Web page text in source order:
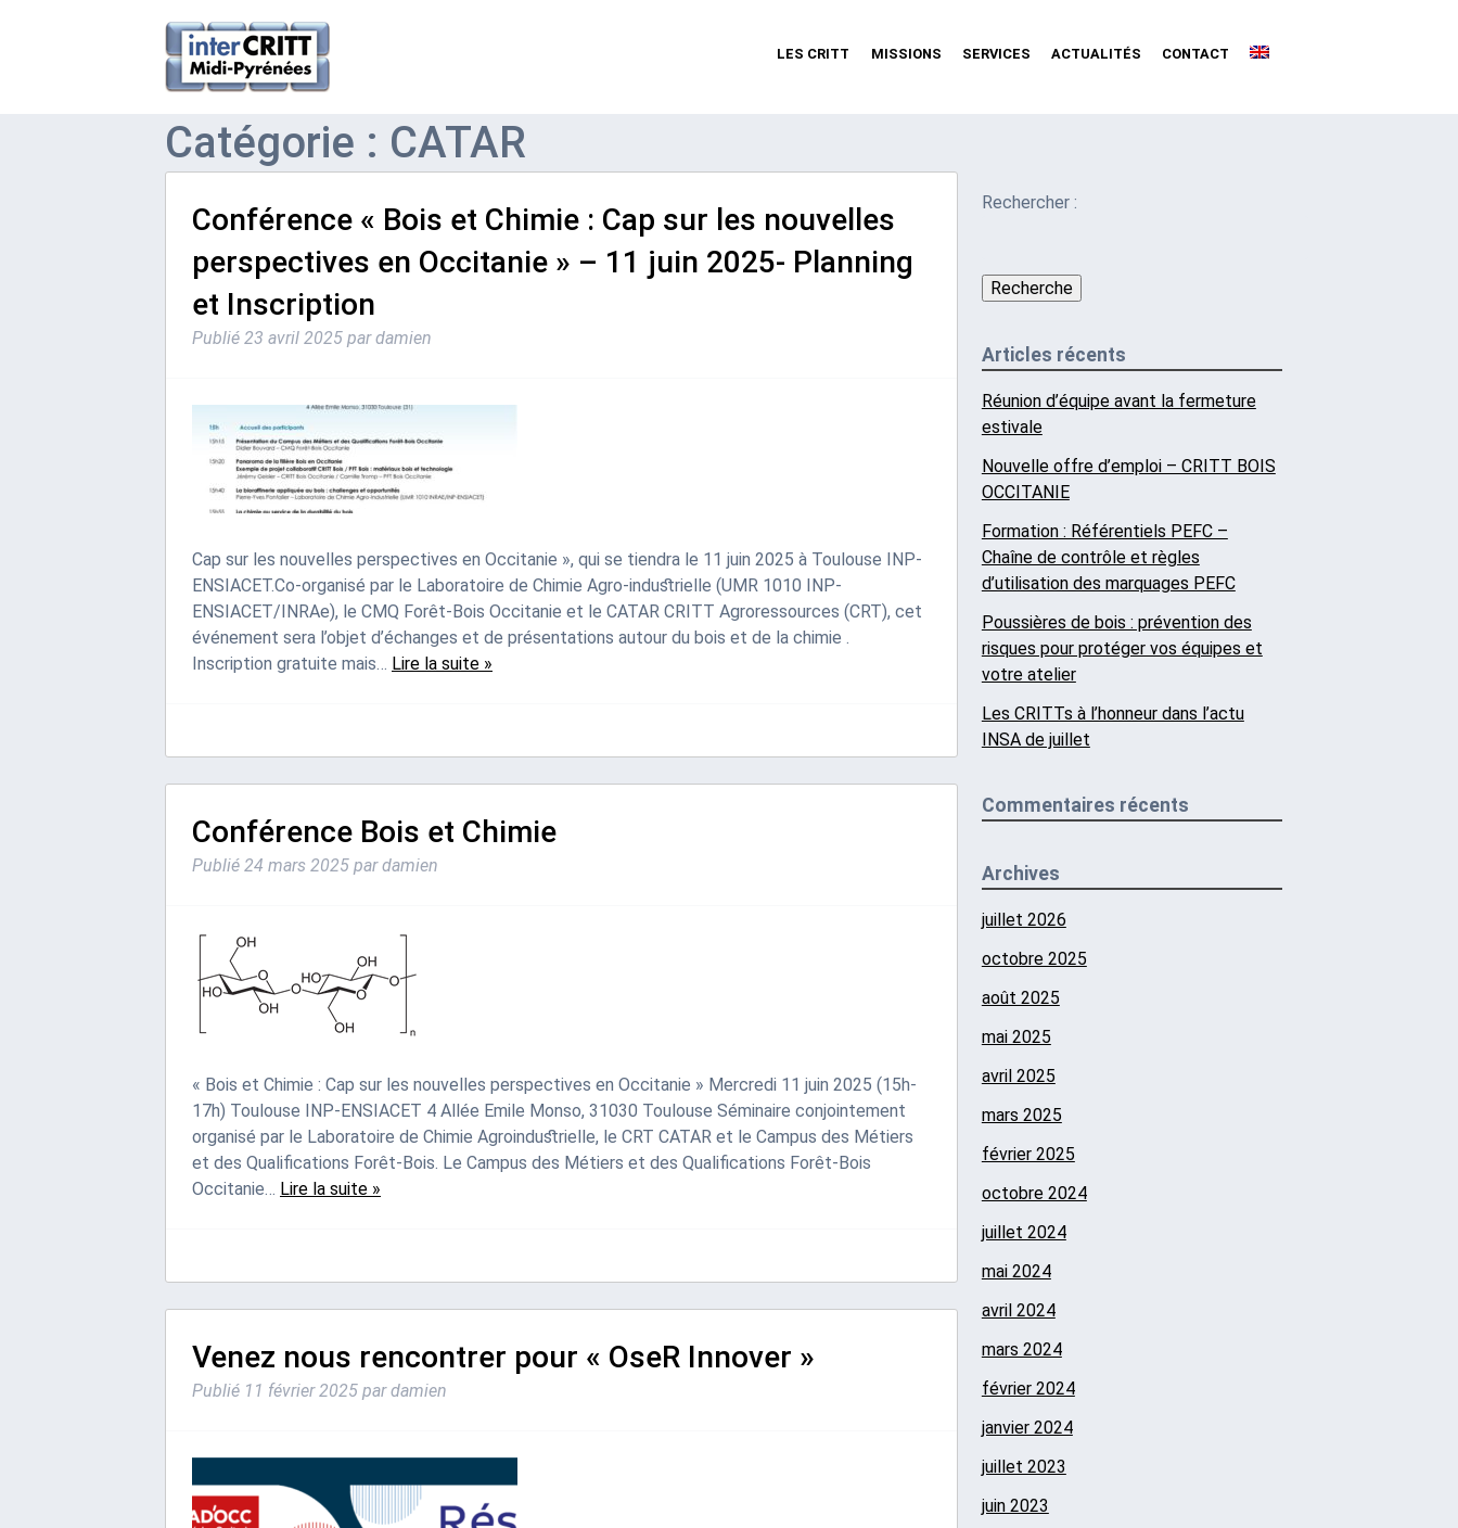
LES CRITT MISSIONS SERVICES ACTUALITÉS CONTACT
Catégorie : CATAR
Conférence « Bois et Chimie : Cap sur les nouvelles
perspectives en Occitanie » – 11 juin 2025- Planning
et Inscription
Publié 23 avril 2025 par damien
Cap sur les nouvelles perspectives en Occitanie », qui se tiendra le 11 juin 2025 à Toulouse INP-
ENSIACET.Co-organisé par le Laboratoire de Chimie Agro-industrielle (UMR 1010 INP-
ENSIACET/INRAe), le CMQ Forêt-Bois Occitanie et le CATAR CRITT Agroressources (CRT), cet
événement sera l’objet d’échanges et de présentations autour du bois et de la chimie .
Inscription gratuite mais… Lire la suite »
Conférence Bois et Chimie
Publié 24 mars 2025 par damien
« Bois et Chimie : Cap sur les nouvelles perspectives en Occitanie » Mercredi 11 juin 2025 (15h-
17h) Toulouse INP-ENSIACET 4 Allée Emile Monso, 31030 Toulouse Séminaire conjointement
organisé par le Laboratoire de Chimie Agroindustrielle, le CRT CATAR et le Campus des Métiers
et des Qualifications Forêt-Bois. Le Campus des Métiers et des Qualifications Forêt-Bois
Occitanie… Lire la suite »
Venez nous rencontrer pour « OseR Innover »
Publié 11 février 2025 par damien
Rechercher :
Recherche
Articles récents
Réunion d’équipe avant la fermeture
estivale
Nouvelle offre d’emploi – CRITT BOIS
OCCITANIE
Formation : Référentiels PEFC –
Chaîne de contrôle et règles
d’utilisation des marquages PEFC
Poussières de bois : prévention des
risques pour protéger vos équipes et
votre atelier
Les CRITTs à l’honneur dans l’actu
INSA de juillet
Commentaires récents
Archives
juillet 2026
octobre 2025
août 2025
mai 2025
avril 2025
mars 2025
février 2025
octobre 2024
juillet 2024
mai 2024
avril 2024
mars 2024
février 2024
janvier 2024
juillet 2023
juin 2023